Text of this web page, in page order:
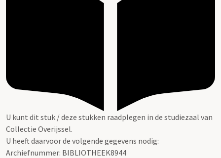
U kunt dit stuk / deze stukken raadplegen in de studiezaal van
Collectie Overijssel.
U heeft daarvoor de volgende gegevens nodig:
Archiefnummer: BIBLIOTHEEK8944